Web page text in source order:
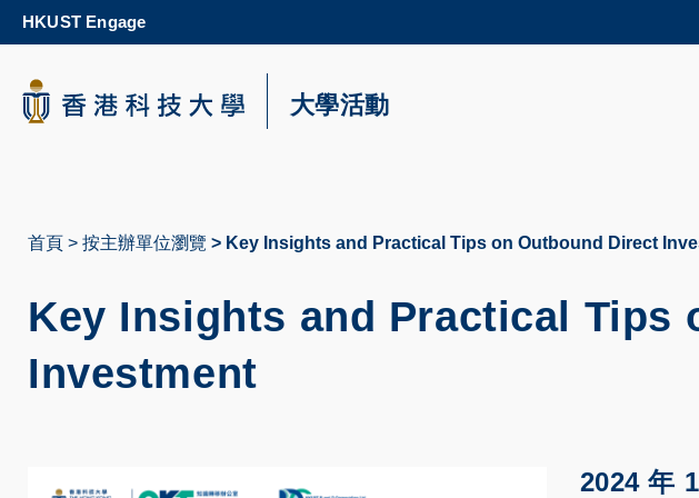
content
科大新聞
HKUST Engage
大學活動
航
結
首頁 按主辦單位瀏覽 Key Insights and Practical Tips on Outbound Direct
Key Insights and Practical Tips
Investment
2024 年